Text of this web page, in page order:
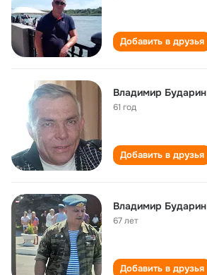
Добавить в друзья
Владимир Бударин
61 год
Добавить в друзья
Владимир Бударин
67 лет
Добавить в друзья